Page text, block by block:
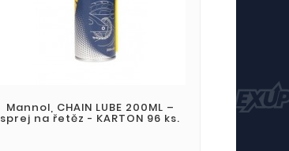
Mannol, CHAIN LUBE 200ML –
sprej na řetěz - KARTON 96 ks.